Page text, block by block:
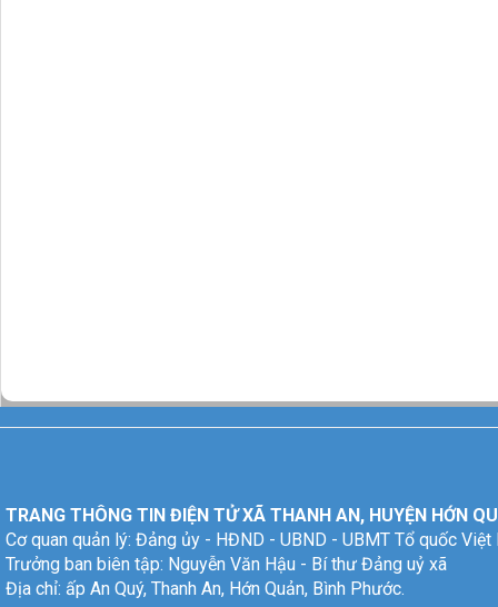
TRANG THÔNG TIN ĐIỆN TỬ XÃ THANH AN, HUYỆN HỚN
Cơ quan quản lý: Đảng ủy - HĐND - UBND - UBMT Tổ quốc Việt
Trưởng ban biên tập: Nguyễn Văn Hậu - Bí thư Đảng uỷ xã
Địa chỉ: ấp An Quý, Thanh An, Hớn Quản, Bình Phước.